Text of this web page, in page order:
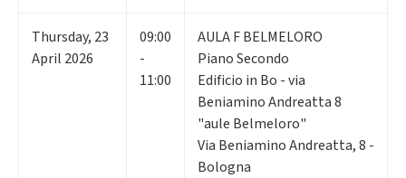
Thursday, 23
April 2026
09:00
-
11:00
AULA F BELMELORO
Piano Secondo
Edificio in Bo - via
Beniamino Andreatta 8
"aule Belmeloro"
Via Beniamino Andreatta, 8 -
Bologna